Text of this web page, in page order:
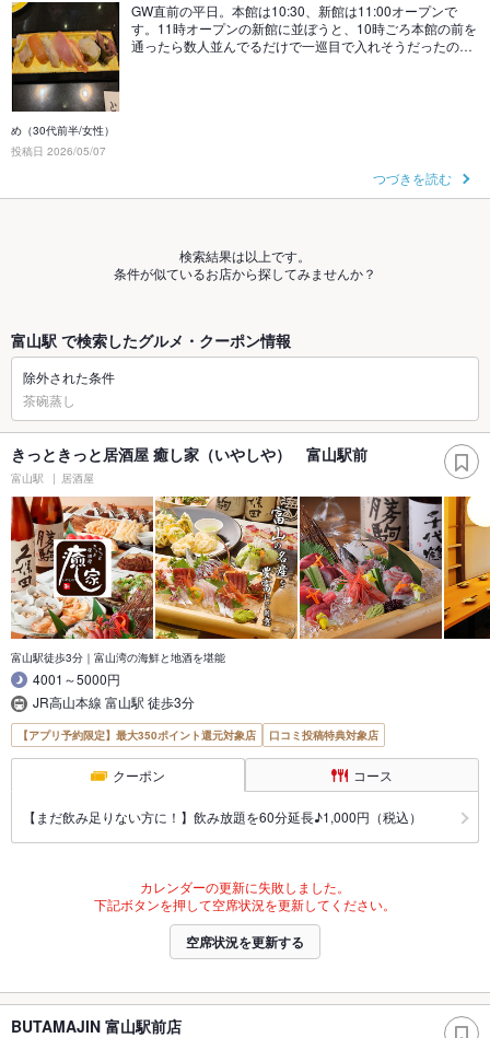
GW直前の平日。本館は10:30、新館は11:00オープンで
す。11時オープンの新館に並ぼうと、10時ごろ本館の前を
通ったら数人並んでるだけで一巡目で入れそうだったの…
め（30代前半/女性）
投稿日 2026/05/07
つづきを読む
検索結果は以上です。
条件が似ているお店から探してみませんか？
富山駅 で検索したグルメ・クーポン情報
除外された条件
茶碗蒸し
きっときっと居酒屋 癒し家（いやしや） 富山駅前
富山駅 居酒屋
富山駅徒歩3分｜富山湾の海鮮と地酒を堪能
4001～5000円
JR高山本線 富山駅 徒歩3分
【アプリ予約限定】最大350ポイント還元対象店 口コミ投稿特典対象店
クーポン コース
【まだ飲み足りない方に！】飲み放題を60分延長♪1,000円（税込）
カレンダーの更新に失敗しました。
下記ボタンを押して空席状況を更新してください。
空席状況を更新する
BUTAMAJIN 富山駅前店